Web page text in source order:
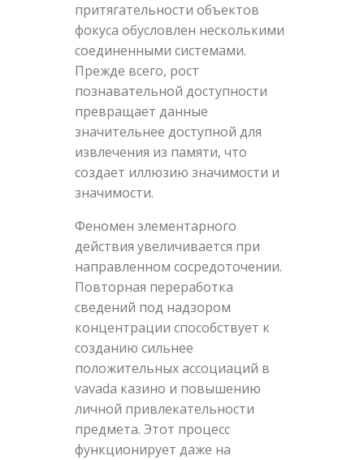
притягательности объектов
фокуса обусловлен несколькими
соединенными системами.
Прежде всего, рост
познавательной доступности
превращает данные
значительнее доступной для
извлечения из памяти, что
создает иллюзию значимости и
значимости.
Феномен элементарного
действия увеличивается при
направленном сосредоточении.
Повторная переработка
сведений под надзором
концентрации способствует к
созданию сильнее
положительных ассоциаций в
vavada казино и повышению
личной привлекательности
предмета. Этот процесс
функционирует даже на